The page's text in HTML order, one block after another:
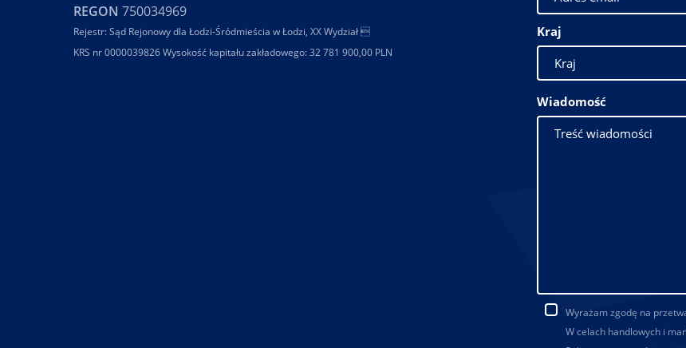
REGON 750034969
Rejestr: Sąd Rejonowy dla Łodzi-Śródmieścia w Łodzi, XX Wydział 
KRS nr 0000039826 Wysokość kapitału zakładowego: 32 781 900,00 PLN
Kraj
Wiadomość
Wyrażam zgodę na
W celach handlowych i